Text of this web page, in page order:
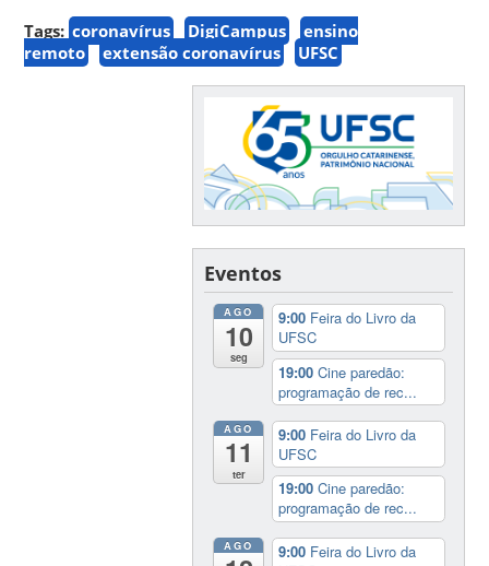
Tags: coronavírus DigiCampus
ensino
remoto
extensão coronavírus UFSC
Eventos
AGO
10
seg
9:00 Feira do Livro da
UFSC
19:00Cine paredão:
programação de rec...
AGO
11
ter
9:00 Feira do Livro da
UFSC
19:00Cine paredão:
programação de rec...
AGO 9:00 Feira do Livro da